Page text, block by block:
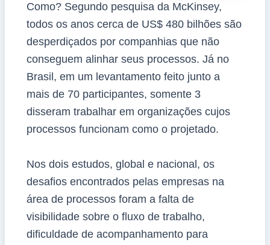
Como? Segundo pesquisa da McKinsey,
todos os anos cerca de US$ 480 bilhões são
desperdiçados por companhias que não
conseguem alinhar seus processos. Já no
Brasil, em um levantamento feito junto a
mais de 70 participantes, somente 3
disseram trabalhar em organizações cujos
processos funcionam como o projetado.
Nos dois estudos, global e nacional, os
desafios encontrados pelas empresas na
área de processos foram a falta de
visibilidade sobre o fluxo de trabalho,
dificuldade de acompanhamento para